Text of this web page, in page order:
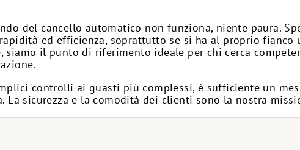
del cancello automatico non funziona, niente paura.
ed efficienza, soprattutto se si ha al proprio fianco
siamo il punto di riferimento ideale per chi cerca
controlli ai guasti più complessi, è sufficiente un
La sicurezza e la comodità dei clienti sono la nostra